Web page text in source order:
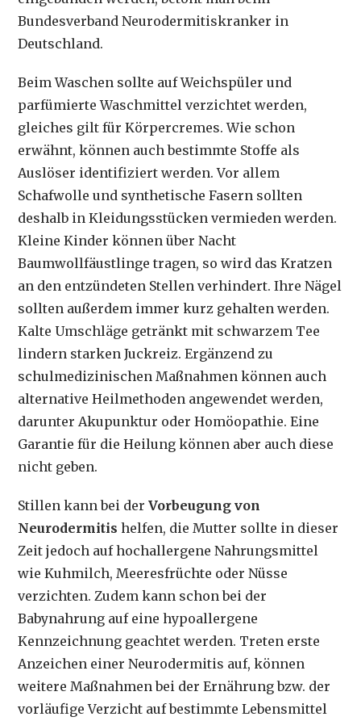
Bundesverband Neurodermitiskranker in
Deutschland.
Beim Waschen sollte auf Weichspüler und
parfümierte Waschmittel verzichtet werden,
gleiches gilt für Körpercremes. Wie schon
erwähnt, können auch bestimmte Stoffe als
Auslöser identifiziert werden. Vor allem
Schafwolle und synthetische Fasern sollten
deshalb in Kleidungsstücken vermieden werden.
Kleine Kinder können über Nacht
Baumwollfäustlinge tragen, so wird das Kratzen
an den entzündeten Stellen verhindert. Ihre Nägel
sollten außerdem immer kurz gehalten werden.
Kalte Umschläge getränkt mit schwarzem Tee
lindern starken Juckreiz. Ergänzend zu
schulmedizinischen Maßnahmen können auch
alternative Heilmethoden angewendet werden,
darunter Akupunktur oder Homöopathie. Eine
Garantie für die Heilung können aber auch diese
nicht geben.
Stillen kann bei derVorbeugung von
Neurodermitis helfen, die Mutter sollte in dieser
Zeit jedoch auf hochallergene Nahrungsmittel
wie Kuhmilch, Meeresfrüchte oder Nüsse
verzichten. Zudem kann schon bei der
Babynahrung auf eine hypoallergene
Kennzeichnung geachtet werden. Treten erste
Anzeichen einer Neurodermitis auf, können
weitere Maßnahmen bei der Ernährung bzw. der
vorläufige Verzicht auf bestimmte Lebensmittel